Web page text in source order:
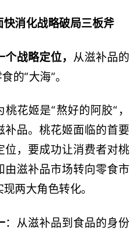
快消化战略破局三板斧
战略定位， 从滋补品的
的“大海”。
花姬是“熬好的阿胶“，
补品。桃花姬面临的首要
位，要成功让消费者对桃
由滋补品市场转向零食市
两大角色转化。
：从滋补品到食品的身份